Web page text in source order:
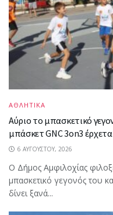
ΑΘΛΗΤΙΚΑ
Αύριο το μπασκετικό
μπάσκετ GNC 3on3
6 ΑΥΓΟΎΣΤΟΥ, 2026
Ο Δήμος Αμφιλοχίας
μπασκετικό γεγονός του
δίνει ξανά...